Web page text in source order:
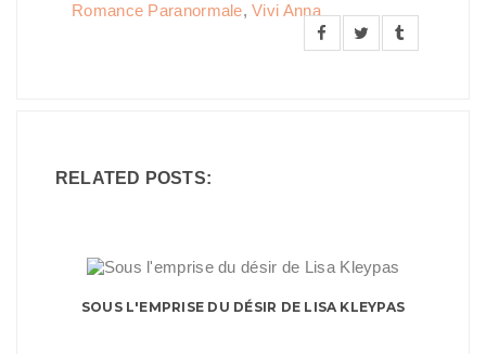
Romance Paranormale,Vivi Anna
RELATED POSTS:
SOUS L'EMPRISE DU DÉSIR DE LISA KLEYPAS